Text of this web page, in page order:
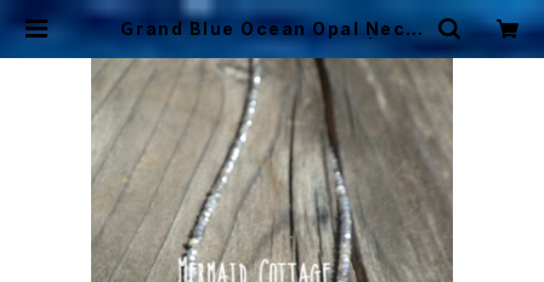
Ｇrand Blue Ocean Opal Neckl
ace ラブラドライト*sv925 | Mer
maid Cottage